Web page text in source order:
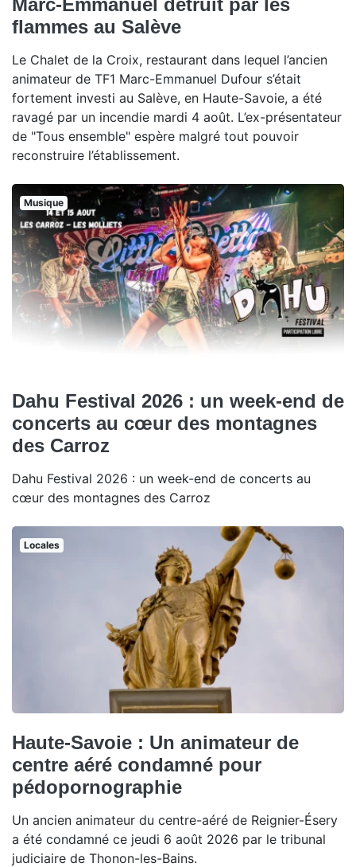
Marc-Emmanuel détruit par les
flammes au Salève
Le Chalet de la Croix, restaurant dans lequel l’ancien
animateur de TF1 Marc-Emmanuel Dufour s’était
fortement investi au Salève, en Haute-Savoie, a été
ravagé par un incendie mardi 4 août. L’ex-présentateur
de "Tous ensemble" espère malgré tout pouvoir
reconstruire l’établissement.
Musique
Dahu Festival 2026 : un week-end de
concerts au cœur des montagnes
des Carroz
Dahu Festival 2026 : un week-end de concerts au
cœur des montagnes des Carroz
Locales
Haute-Savoie : Un animateur de
centre aéré condamné pour
pédopornographie
Un ancien animateur du centre-aéré de Reignier-Ésery
a été condamné ce jeudi 6 août 2026 par le tribunal
judiciaire de Thonon-les-Bains.